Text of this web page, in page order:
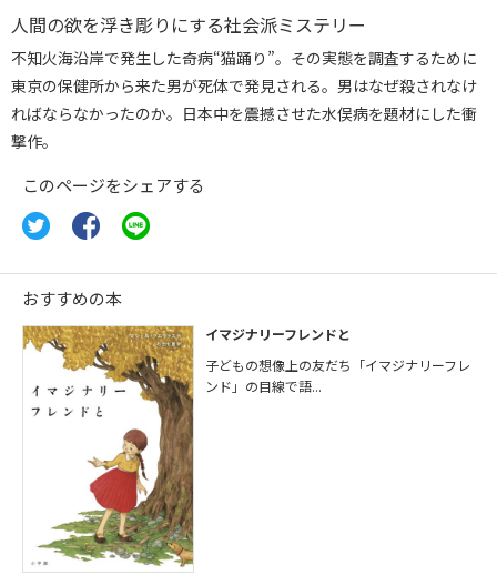
人間の欲を浮き彫りにする社会派ミステリー
不知火海沿岸で発生した奇病“猫踊り”。その実態を調査するために
東京の保健所から来た男が死体で発見される。男はなぜ殺されなけ
ればならなかったのか。日本中を震撼させた水俣病を題材にした衝
撃作。
このページをシェアする
おすすめの本
イマジナリーフレンドと
子どもの想像上の友だち「イマジナリーフレ
ンド」の目線で語...